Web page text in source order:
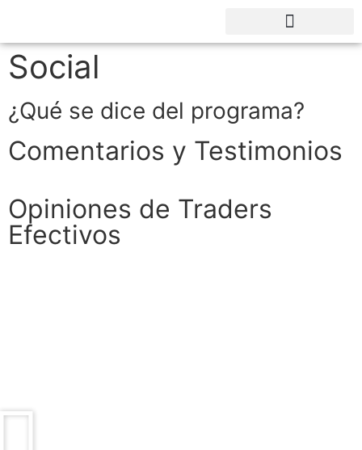
Social
¿Qué se dice del programa?
Comentarios y Testimonios
Opiniones de Traders
Efectivos